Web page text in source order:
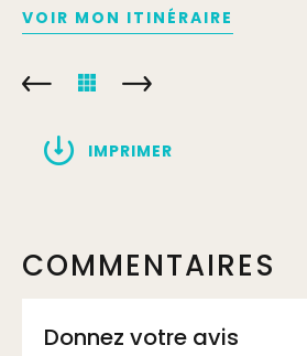
VOIR MON ITINÉRAIRE
IMPRIMER
COMMENTAIRES
Donnez votre avis